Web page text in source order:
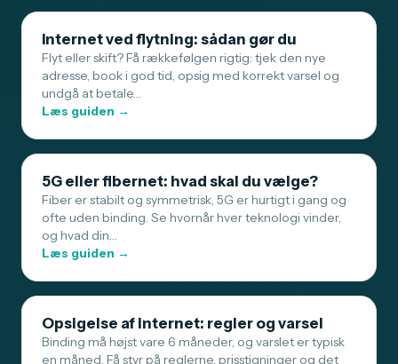
Internet ved flytning: sådan gør du
Flyt eller skift? Få rækkefølgen rigtig: tjek den nye
adresse, book i god tid, opsig med korrekt varsel og
undgå at betale…
Læs guiden →
5G eller fibernet: hvad skal du vælge?
Fiber er stabilt og symmetrisk, 5G er hurtigt i gang og
ofte uden binding. Se hvornår hver teknologi vinder,
og hvad din…
Læs guiden →
Opsigelse af internet: regler og varsel
Binding må højst vare 6 måneder, og varslet er typisk
en måned. Få styr på reglerne, prisstigninger og det